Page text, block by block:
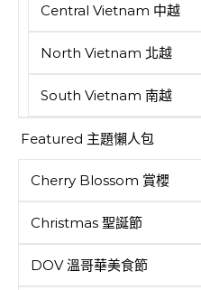
Central Vietnam 中越
North Vietnam 北越
South Vietnam 南越
Featured 主題懶人包
Cherry Blossom 賞櫻
Christmas 聖誕節
DOV 溫哥華美食節